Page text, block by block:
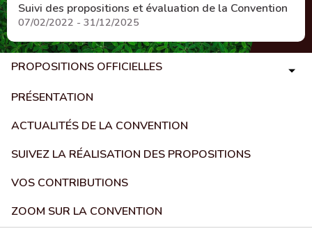
Suivi des propositions et évaluation de la Convention
07/02/2022 - 31/12/2025
PROPOSITIONS OFFICIELLES
PRÉSENTATION
ACTUALITÉS DE LA CONVENTION
SUIVEZ LA RÉALISATION DES PROPOSITIONS
VOS CONTRIBUTIONS
ZOOM SUR LA CONVENTION